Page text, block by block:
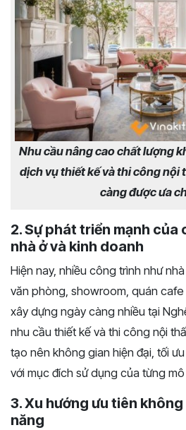
Nhu cầu nâng cao chất lượng
dịch vụ thiết kế và thi công nội
càng được ưa
2. Sự phát triển mạnh
nhà ở và kinh doanh
Hiện nay, nhiều công trình như
văn phòng, showroom, quán
xây dựng ngày càng nhiều tại
nhu cầu thiết kế và thi công nội
tạo nên không gian hiện đại, tối
với mục đích sử dụng của từng mô
3. Xu hướng ưu tiên
năng